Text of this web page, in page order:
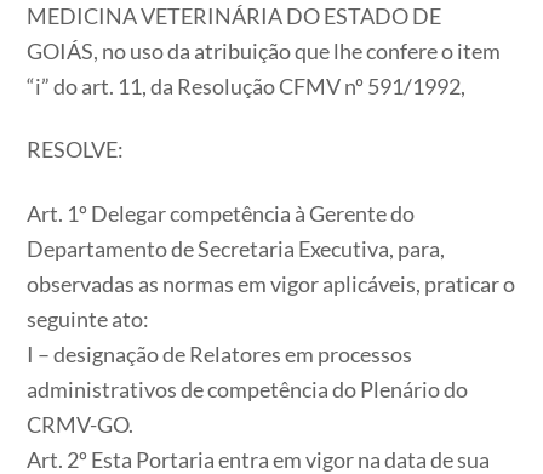
MEDICINA VETERINÁRIA DO ESTADO DE
GOIÁS, no uso da atribuição que lhe confere o item
“i” do art. 11, da Resolução CFMV nº 591/1992,
RESOLVE:
Art. 1º Delegar competência à Gerente do
Departamento de Secretaria Executiva, para,
observadas as normas em vigor aplicáveis, praticar o
seguinte ato:
I – designação de Relatores em processos
administrativos de competência do Plenário do
CRMV-GO.
Art. 2º Esta Portaria entra em vigor na data de sua